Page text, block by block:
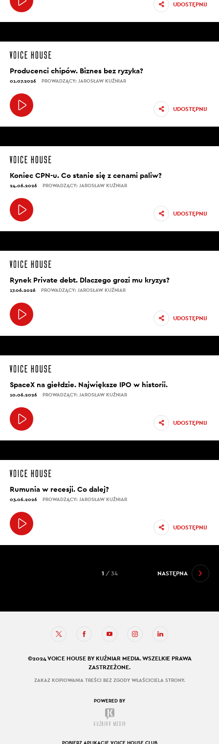
UDOSTĘPNIJ
Producenci chipów. Biznes bez ryzyka?
01.07.2026 PROWADZĄCY: JAROSŁAW KUŹNIAR
UDOSTĘPNIJ
Koniec CPN-u. Co stanie się z cenami paliw?
24.06.2026 PROWADZĄCY: JAROSŁAW KUŹNIAR
UDOSTĘPNIJ
Rynek Private debt. Dlaczego grozi mu kryzys?
17.06.2026 PROWADZĄCY: JAROSŁAW KUŹNIAR
UDOSTĘPNIJ
SpaceX na giełdzie. Największe IPO w historii.
10.06.2026 PROWADZĄCY: JAROSŁAW KUŹNIAR
UDOSTĘPNIJ
Rumunia w recesji. Co dalej?
03.06.2026 PROWADZĄCY: JAROSŁAW KUŹNIAR
UDOSTĘPNIJ
NASTĘPNA
1 / 34
©2024 VOICE HOUSE BY KUŹNIAR MEDIA. WSZELKIE PRAWA
ZASTRZEŻONE.
ZAKAZ KOPIOWANIA TREŚCI BEZ ZGODY WŁAŚCICIELA STRONY.
POWERED BY